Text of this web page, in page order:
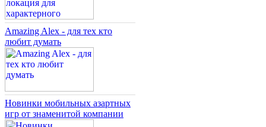
Amazing Alex - для тех кто
любит думать
Новинки мобильных азартных
игр от знаменитой компании